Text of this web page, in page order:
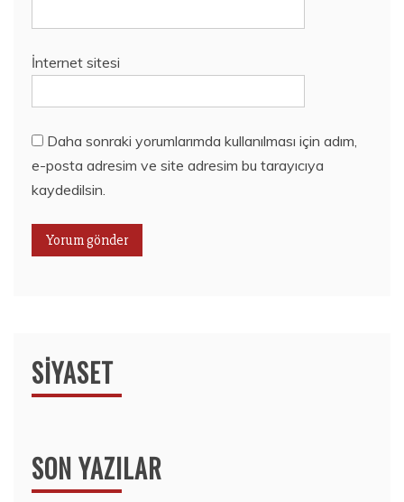
İnternet sitesi
Daha sonraki yorumlarımda kullanılması için adım,
e-posta adresim ve site adresim bu tarayıcıya
kaydedilsin.
SIYASET
SON YAZILAR